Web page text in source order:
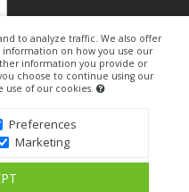
to analyze traffic. We also offer
information on how you use our
information you provide or
choose to continue using our
use of our cookies.
Preferences
Marketing
Reserved.
Art.gr